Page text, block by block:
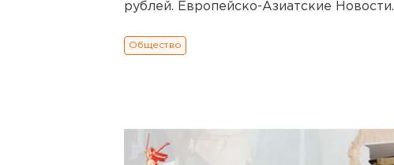
рублей. Европейско-Азиатские Новости.
Общество